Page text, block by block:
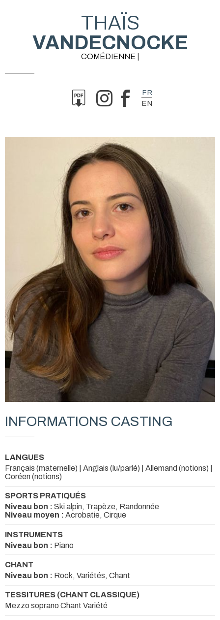
THAÏS
VANDECNOCKE
COMÉDIENNE |
FR
EN
INFORMATIONS CASTING
LANGUES
Français (maternelle) | Anglais (lu/parlé) | Allemand (notions) |
Coréen (notions)
SPORTS PRATIQUÉS
Niveau bon : Ski alpin, Trapèze, Randonnée
Niveau moyen : Acrobatie, Cirque
INSTRUMENTS
Niveau bon : Piano
CHANT
Niveau bon : Rock, Variétés, Chant
TESSITURES (CHANT CLASSIQUE)
Mezzo soprano Chant Variété